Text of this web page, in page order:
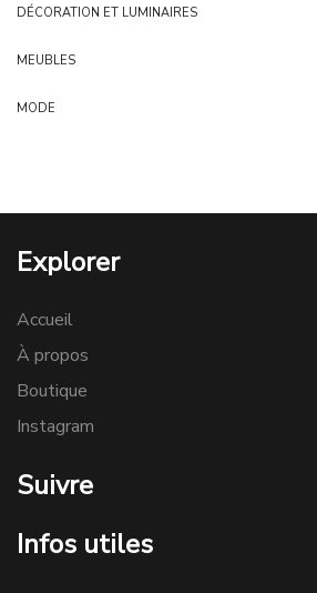
DÉCORATION ET LUMINAIRES
MEUBLES
MODE
Explorer
Accueil
À propos
Boutique
Instagram
Suivre
Infos utiles